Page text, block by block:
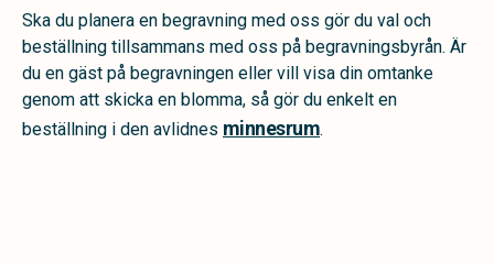
Ska du planera en begravning med oss gör du val och
beställning tillsammans med oss på begravningsbyrån. Är
du en gäst på begravningen eller vill visa din omtanke
genom att skicka en blomma, så gör du enkelt en
beställning i den avlidnes minnesrum.